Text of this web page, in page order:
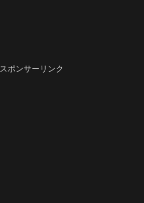
スポンサーリンク